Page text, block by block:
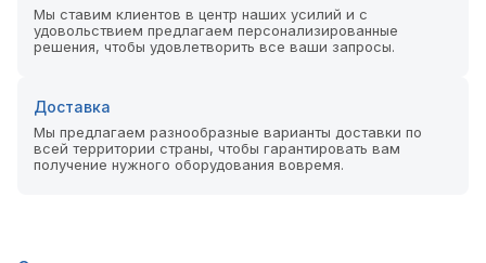
Мы ставим клиентов в центр наших усилий и с
удовольствием предлагаем персонализированные
решения, чтобы удовлетворить все ваши запросы.
Доставка
Мы предлагаем разнообразные варианты доставки по
всей территории страны, чтобы гарантировать вам
получение нужного оборудования вовремя.